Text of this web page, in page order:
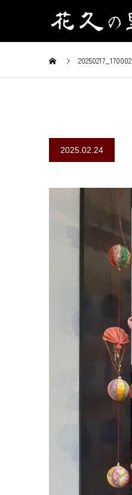
20250217_170002
2025.02.24